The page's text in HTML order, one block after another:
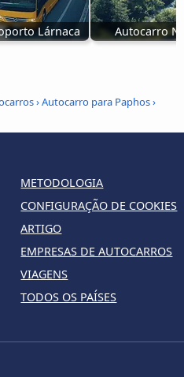
Lárnaca Autocarro
›Autocarro para Paphos›
METODOLOGIA
CONFIGURAÇÃO DE COOKIES
ARTIGO
EMPRESAS DE AUTOCARROS
VIAGENS
TODOS OS PAÍSES